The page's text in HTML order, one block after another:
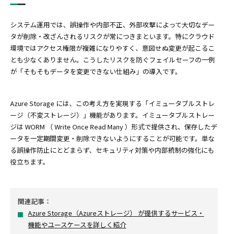
システム運用では、誤操作や内部不正、外部攻撃によって大切なデー
タが削除・改ざんされるリスクが常につきまといます。特にクラウド
環境ではアクセス権限が複雑になりやすく、意図せぬ変更が起こるこ
とも少なくありません。こうしたリスクを防ぐフェイルセーフの一例
が「そもそもデータを変更できない仕組み」の導入です。
Azure Storage には、この考え方を実現する「イミュータブルストレ
ージ（不変ストレージ）」機能があります。イミュータブルストレー
ジは WORM （ Write Once Read Many ）形式で提供され、保存したデ
ータを一定期間変更・削除できないようにすることが可能です。単な
る誤操作防止にとどまらず、セキュリティ対策や内部統制の強化にも
役立ちます。
関連記事：
Azure Storage（Azureストレージ） が提供するサービス・
機能やユースケースを詳しく紹介